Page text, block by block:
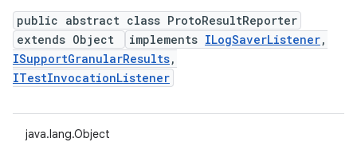
public abstract class ProtoResultReporter
extends Object
implements ILogSaverListener,
ISupportGranularResults,
ITestInvocationListener
java.lang.Object